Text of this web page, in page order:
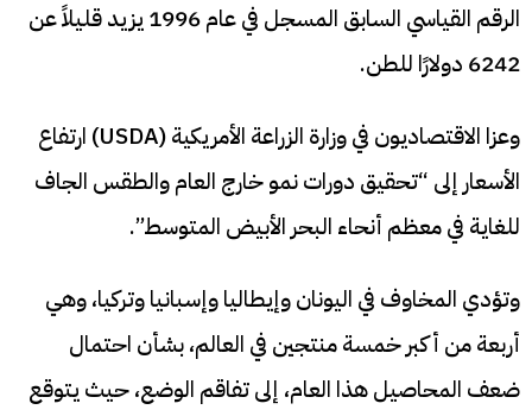
الرقم القياسي السابق المسجل في عام 1996 يزيد قليلاً عن
6242 دولارًا للطن.
وعزا الاقتصاديون في وزارة الزراعة الأمريكية (USDA) ارتفاع
الأسعار إلى “تحقيق دورات نمو خارج العام والطقس الجاف
للغاية في معظم أنحاء البحر الأبيض المتوسط”.
وتؤدي المخاوف في اليونان وإيطاليا وإسبانيا وتركيا، وهي
أربعة من أكبر خمسة منتجين في العالم، بشأن احتمال
ضعف المحاصيل هذا العام، إلى تفاقم الوضع، حيث يتوقع